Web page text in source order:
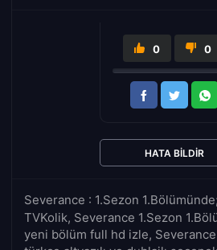
Severance : 1.Sezon 1.Bölümünde;
TVKolik, Severance 1.Sezon
yeni bölüm full hd izle, Severance
0 0
HATA BILDIR